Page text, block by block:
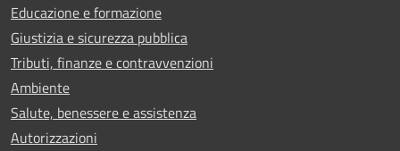
Educazione e formazione
Giustizia e sicurezza pubblica
Tributi, finanze e contravvenzioni
Ambiente
Salute, benessere e assistenza
Autorizzazioni